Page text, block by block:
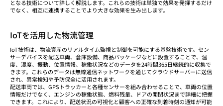
となる技術について詳しく解説します。これらの技術は単独で効果を発揮するだけ
でなく、相互に連携することでより大きな効果を生み出します。
IoTを活用した物流管理
IoT技術は、物流資産のリアルタイム監視と制御を可能にする基盤技術です。セン
サーデバイスを配送車両、倉庫設備、商品パッケージなどに設置することで、温
度、湿度、振動、位置情報、稼働状況などのデータを24時間365日継続的に収集で
きます。これらのデータは無線通信ネットワークを通じてクラウドサーバーに送信
され、異常検知や予防保全に活用されます。
配送車両では、GPSトラッカーと各種センサーを組み合わせることで、車両の位置
情報だけでなく、エンジンの稼働状態、燃料残量、ドアの開閉状況まで詳細に把握
できます。これにより、配送状況の可視化と顧客への正確な到着時刻の通知が可能